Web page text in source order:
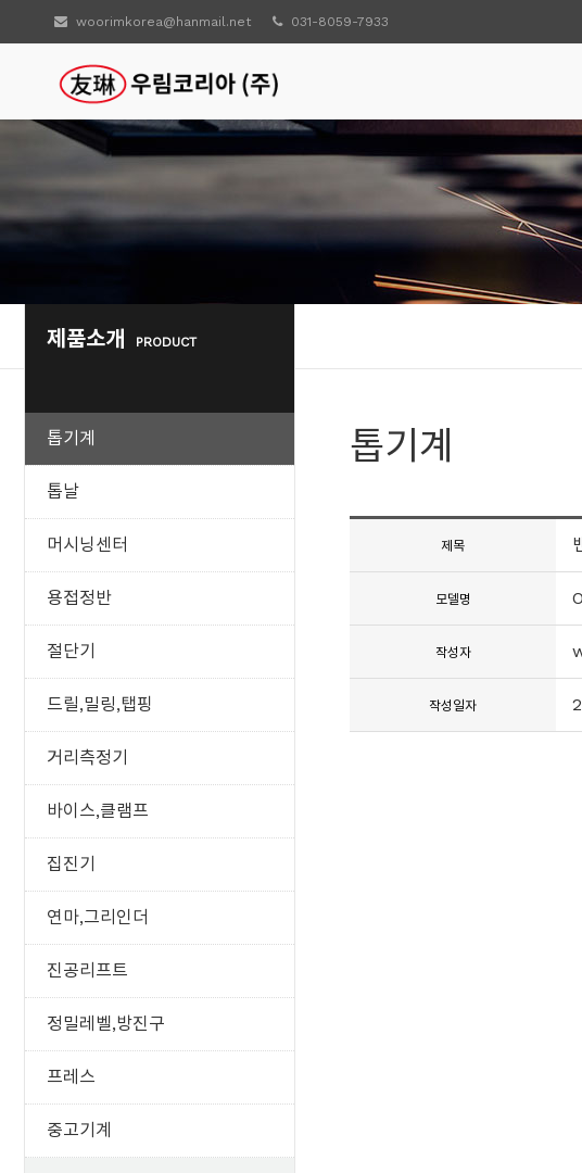
woorimkorea@hanmail.net 031-8059-7933
제품소개 PRODUCT
톱기계
톱날
머시닝센터
용접정반
절단기
드릴,밀링,탭핑
거리측정기
바이스,클램프
집진기
연마,그리인더
진공리프트
정밀레벨,방진구
프레스
중고기계
톱기계
제목
모델명
작성자
작성일자